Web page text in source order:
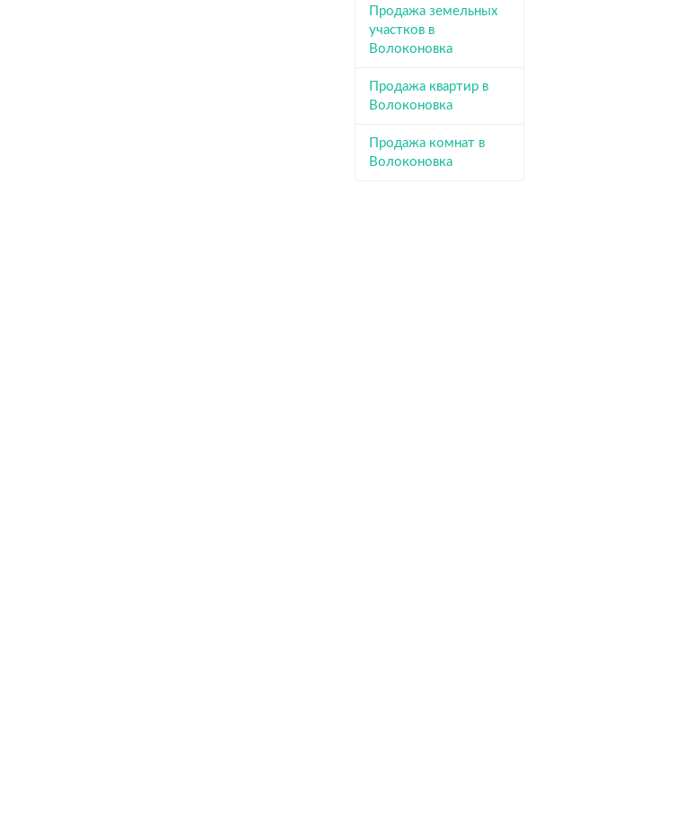
Продажа земельных
участков в
Волоконовка
Продажа квартир в
Волоконовка
Продажа комнат в
Волоконовка